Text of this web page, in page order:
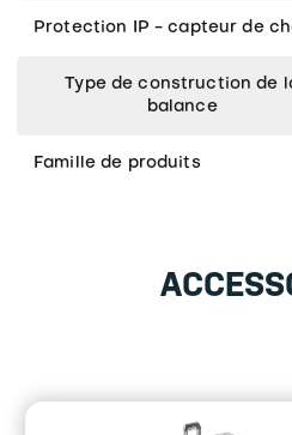
Protection IP - capteur de
Type de construction de
balance
Famille de produits